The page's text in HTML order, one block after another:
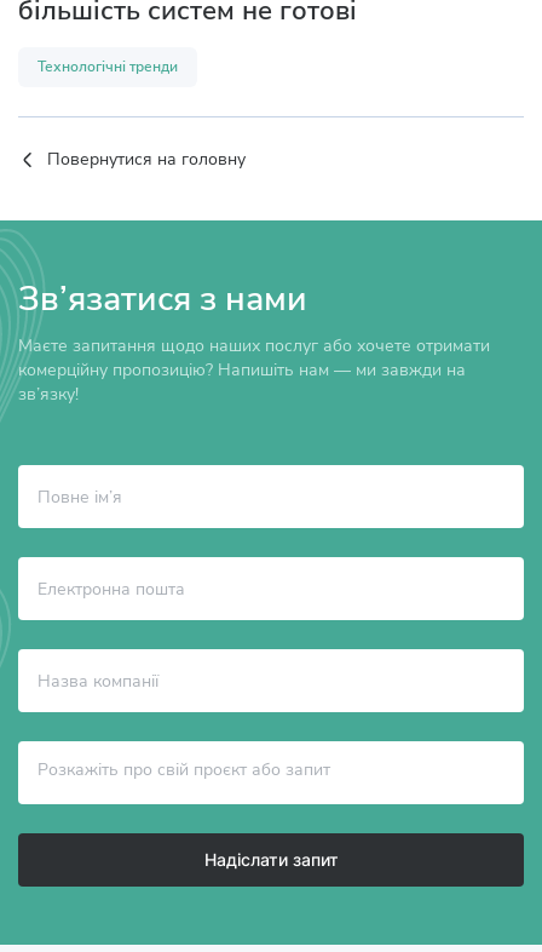
більшість систем не готові
Технологічні тренди
Повернутися на головну
Зв’язатися з нами
Маєте запитання щодо наших послуг або хочете отримати
комерційну пропозицію? Напишіть нам — ми завжди на
зв’язку!
Надіслати запит